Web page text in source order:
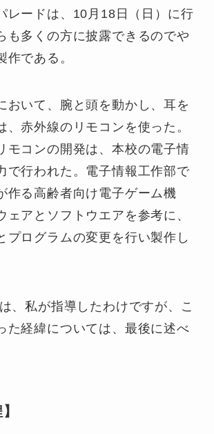
レードは、10月18日（日）に行
も多くの方に披露できるのでや
作である。
おいて、腕と頭を動かし、耳を
、赤外線のリモコンを使った。
モコンの開発は、本校の電子情
で行われた。電子情報工作部で
作る高齢者向け電子ゲーム機
ェアとソフトウエアを参考に、
プログラムの変更を行い製作し
、私が指導したわけですが、こ
た経緯については、最後に述べ